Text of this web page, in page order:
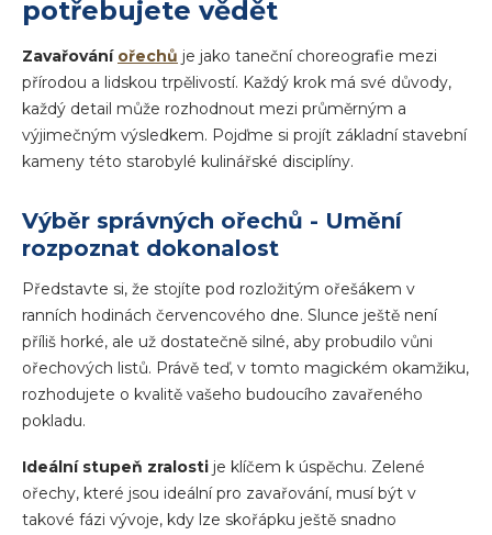
potřebujete vědět
Zavařování ořechů je jako taneční choreografie mezi
přírodou a lidskou trpělivostí. Každý krok má své důvody,
každý detail může rozhodnout mezi průměrným a
výjimečným výsledkem. Pojďme si projít základní stavební
kameny této starobylé kulinářské disciplíny.
Výběr správných ořechů - Umění
rozpoznat dokonalost
Představte si, že stojíte pod rozložitým ořešákem v
ranních hodinách červencového dne. Slunce ještě není
příliš horké, ale už dostatečně silné, aby probudilo vůni
ořechových listů. Právě teď, v tomto magickém okamžiku,
rozhodujete o kvalitě vašeho budoucího zavařeného
pokladu.
Ideální stupeň zralosti je klíčem k úspěchu. Zelené
ořechy, které jsou ideální pro zavařování, musí být v
takové fázi vývoje, kdy lze skořápku ještě snadno